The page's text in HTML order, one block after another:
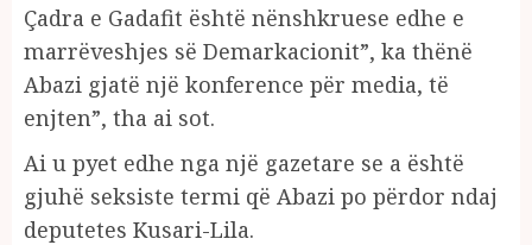
Çadra e Gadafit është nënshkruese edhe e
marrëveshjes së Demarkacionit”, ka thënë
Abazi gjatë një konference për media, të
enjten”, tha ai sot.
Ai u pyet edhe nga një gazetare se a është
gjuhë seksiste termi që Abazi po përdor ndaj
deputetes Kusari-Lila.